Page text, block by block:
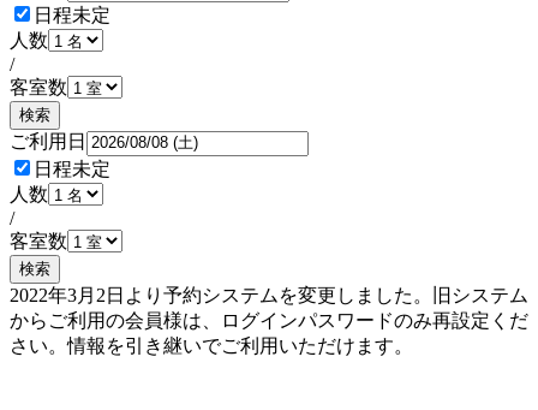
日程未定
人数
/
客室数
検索
ご利用日
日程未定
人数
/
客室数
検索
2022年3月2日より予約システムを変更しました。旧システム
からご利用の会員様は、ログインパスワードのみ再設定くだ
さい。情報を引き継いでご利用いただけます。